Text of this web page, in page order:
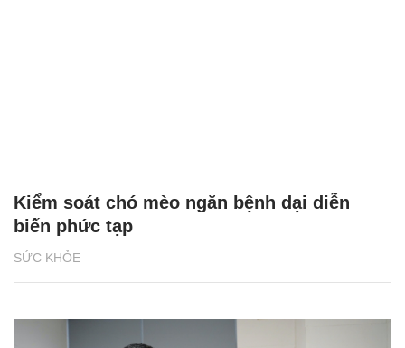
SỨC KHỎE
Kiểm soát chó mèo ngăn bệnh dại diễn
biến phức tạp